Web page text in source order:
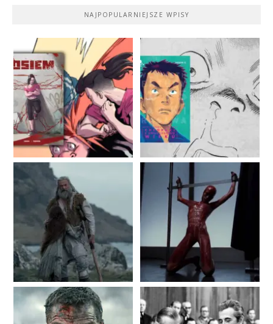
NAJPOPULARNIEJSZE WPISY